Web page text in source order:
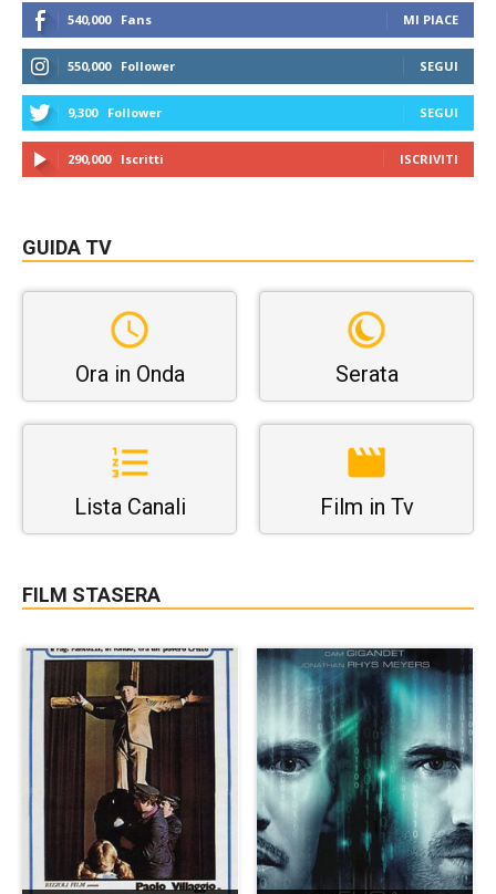
540,000 Fans MI PIACE
550,000 Follower SEGUI
9,300 Follower SEGUI
290,000 Iscritti ISCRIVITI
GUIDA TV
Ora in Onda Serata
Lista Canali Film in Tv
FILM STASERA